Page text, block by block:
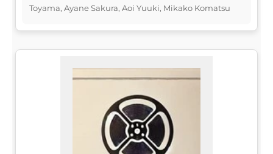
Toyama, Ayane Sakura, Aoi Yuuki, Mikako Komatsu